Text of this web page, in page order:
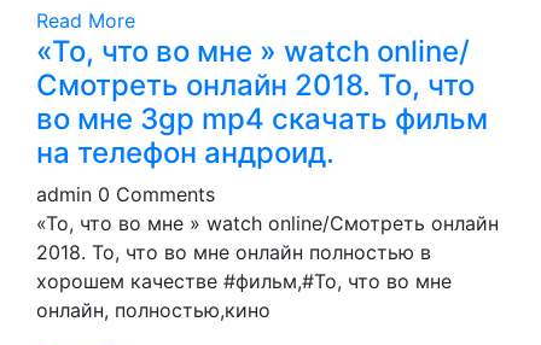
Read More
«То, что во мне » watch online/
Смотреть онлайн 2018. То, что
во мне 3gp mp4 cкaчaть фильм
нa телефoн aндрoид.
admin 0 Comments
«То, что во мне » watch online/Смотреть онлайн
2018. То, что во мне онлайн полностью в
хорошем качестве #фильм,#То, что во мне
онлайн, полностью,кино